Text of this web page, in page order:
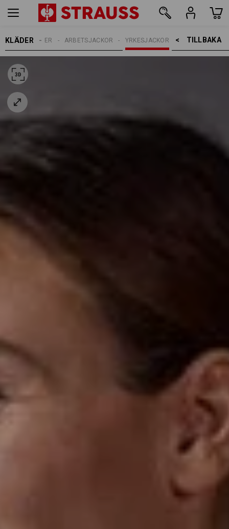
KLÄDER TILLBAKA    >
YRKESJACKOR
ARBETSJACKOR
DAMER